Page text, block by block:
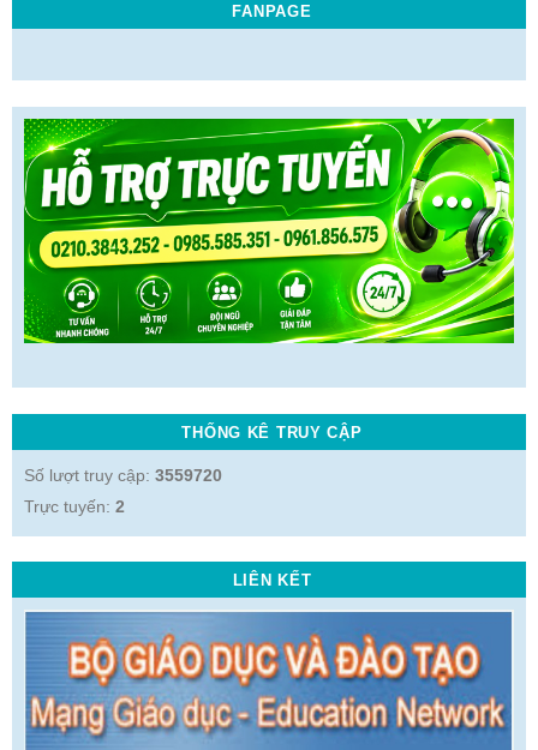
FANPAGE
THỐNG KÊ TRUY CẬP
Số lượt truy cập: 3559720
Trực tuyến: 2
LIÊN KẾT